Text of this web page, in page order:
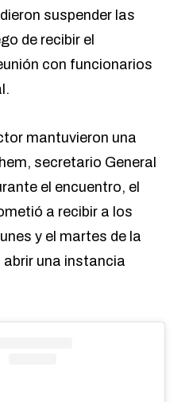
suspender las
de recibir el
con funcionarios
mantuvieron una
secretario General
el encuentro, el
a recibir a los
y el martes de la
una instancia